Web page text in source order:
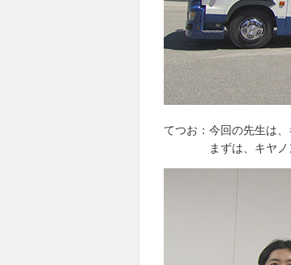
てつお：今回の先生は
まずは、キヤノン